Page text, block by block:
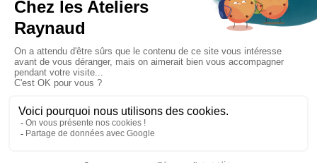
Mentions légales Politique de confidentialité et CGU